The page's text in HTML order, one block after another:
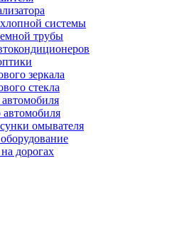
системы
трубы
зеркала
стекла
омывателя
дорогах